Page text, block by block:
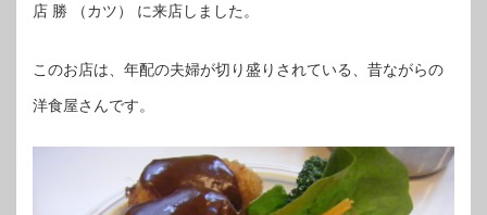
店 勝 （カツ） に来店しました。
このお店は、年配の夫婦が切り盛りされている、昔ながらの
洋食屋さんです。